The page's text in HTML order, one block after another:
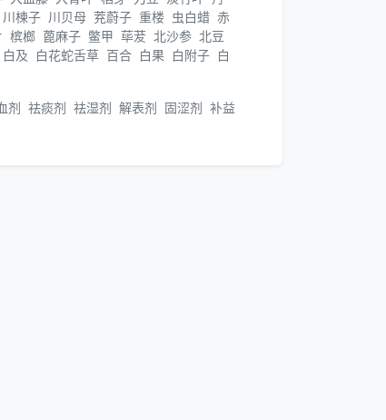
川楝子 川贝母 茺蔚子 重楼 虫白蜡 赤
槟榔 蓖麻子 鳖甲 荜茇 北沙参 北豆
白及 白花蛇舌草 百合 白果 白附子 白
剂 祛痰剂 祛湿剂 解表剂 固涩剂 补益